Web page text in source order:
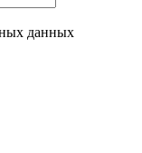
данных